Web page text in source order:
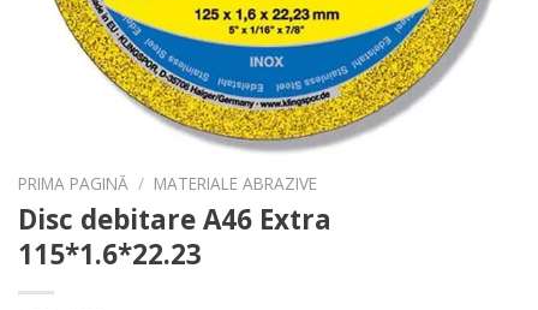
PRIMA PAGINĂ / MATERIALE ABRAZIVE
Disc debitare A46 Extra
115*1.6*22.23